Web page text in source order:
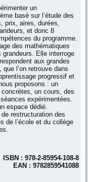
un
basé sur l’étude des
prix, aires, durées,
et donc 8
du programme.
des mathématiques
Elle interroge
aux grandes
l’on retrouve dans
progressif et
proposons : un
un cours, des
expérimentées.
espace dédié.
restructuration des
de l’école et du collège
ISBN : 978-2-85954-108-8
EAN : 9782859541088